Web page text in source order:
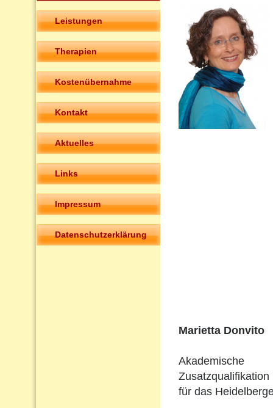
Leistungen
Therapien
Kostenübernahme
Kontakt
Aktuelles
Links
Impressum
Datenschutzerklärung
Marietta Donvito
für das